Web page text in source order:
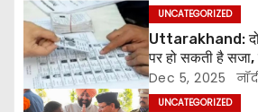
v
i
g
UNCATEGORIZED
Uttarakhand: दो
पर हो सकती है
जिनका वोट गांव और
Dec 5, 2025
UNCATEGORIZED